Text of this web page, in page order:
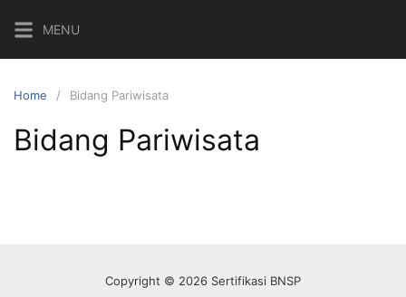
content
MENU
Home Bidang Pariwisata
Bidang Pariwisata
Copyright © 2026 Sertifikasi BNSP